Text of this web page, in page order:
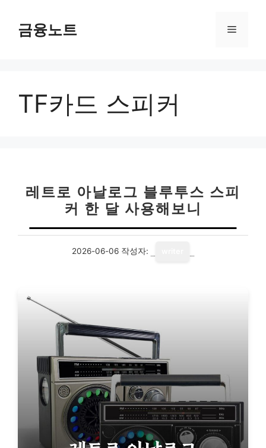
금융노트 메
TF카드 스피커
레트로 아날로그 블루투스 스피
커 한 달 사용해보니
2026-06-06 작성자: